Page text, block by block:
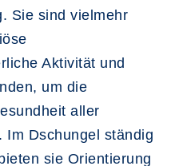
Sie sind vielmehr
Aktivität und
um die
aller
Im Dschungel ständig
sie Orientierung